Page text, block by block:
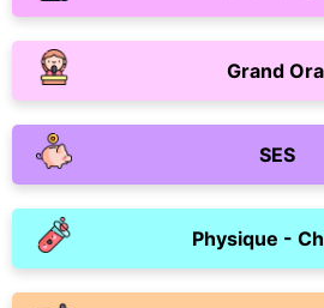
Grand
SES
Physique -